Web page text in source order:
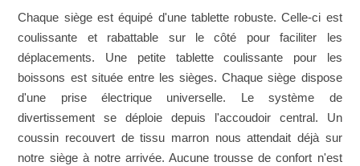
Chaque siège est équipé d'une tablette robuste. Celle-ci est
coulissante et rabattable sur le côté pour faciliter les
déplacements. Une petite tablette coulissante pour les
boissons est située entre les sièges. Chaque siège dispose
d'une prise électrique universelle. Le système de
divertissement se déploie depuis l'accoudoir central. Un
coussin recouvert de tissu marron nous attendait déjà sur
notre siège à notre arrivée. Aucune trousse de confort n'est